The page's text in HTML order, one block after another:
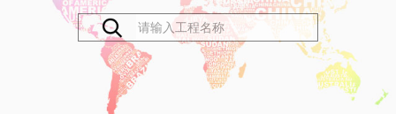
预应力系统